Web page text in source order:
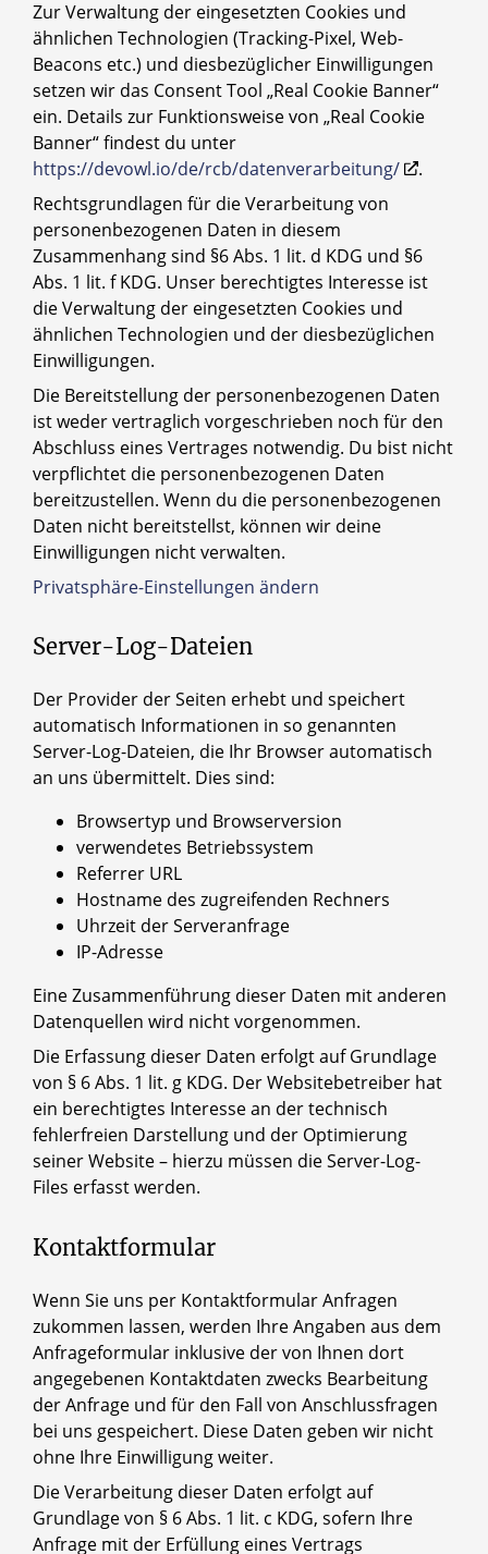
Zur Verwaltung der eingesetzten Cookies und
ähnlichen Technologien (Tracking-Pixel, Web-
Beacons etc.) und diesbezüglicher Einwilligungen
setzen wir das Consent Tool „Real Cookie Banner“
ein. Details zur Funktionsweise von „Real Cookie
Banner“ findest du unter
https://devowl.io/de/rcb/datenverarbeitung/
.
Rechtsgrundlagen für die Verarbeitung von
personenbezogenen Daten in diesem
Zusammenhang sind §6 Abs. 1 lit. d KDG und §6
Abs. 1 lit. f KDG. Unser berechtigtes Interesse ist
die Verwaltung der eingesetzten Cookies und
ähnlichen Technologien und der diesbezüglichen
Einwilligungen.
Die Bereitstellung der personenbezogenen Daten
ist weder vertraglich vorgeschrieben noch für den
Abschluss eines Vertrages notwendig. Du bist nicht
verpflichtet die personenbezogenen Daten
bereitzustellen. Wenn du die personenbezogenen
Daten nicht bereitstellst, können wir deine
Einwilligungen nicht verwalten.
Privatsphäre-Einstellungen ändern
Server-Log-Dateien
Der Provider der Seiten erhebt und speichert
automatisch Informationen in so genannten
Server-Log-Dateien, die Ihr Browser automatisch
an uns übermittelt. Dies sind:
Browsertyp und Browserversion
verwendetes Betriebssystem
Referrer URL
Hostname des zugreifenden Rechners
Uhrzeit der Serveranfrage
IP-Adresse
Eine Zusammenführung dieser Daten mit anderen
Datenquellen wird nicht vorgenommen.
Die Erfassung dieser Daten erfolgt auf Grundlage
von § 6 Abs. 1 lit. g KDG. Der Websitebetreiber hat
ein berechtigtes Interesse an der technisch
fehlerfreien Darstellung und der Optimierung
seiner Website – hierzu müssen die Server-Log-
Files erfasst werden.
Kontaktformular
Wenn Sie uns per Kontaktformular Anfragen
zukommen lassen, werden Ihre Angaben aus dem
Anfrageformular inklusive der von Ihnen dort
angegebenen Kontaktdaten zwecks Bearbeitung
der Anfrage und für den Fall von Anschlussfragen
bei uns gespeichert. Diese Daten geben wir nicht
ohne Ihre Einwilligung weiter.
Die Verarbeitung dieser Daten erfolgt auf
Grundlage von § 6 Abs. 1 lit. c KDG, sofern Ihre
Anfrage mit der Erfüllung eines Vertrags